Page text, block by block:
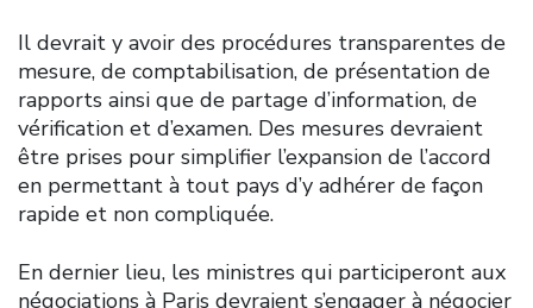
Il devrait y avoir des procédures transparentes de
mesure, de comptabilisation, de présentation de
rapports ainsi que de partage d’information, de
vérification et d’examen. Des mesures devraient
être prises pour simplifier l’expansion de l’accord
en permettant à tout pays d’y adhérer de façon
rapide et non compliquée.
En dernier lieu, les ministres qui participeront aux
négociations à Paris devraient s’engager à négocier